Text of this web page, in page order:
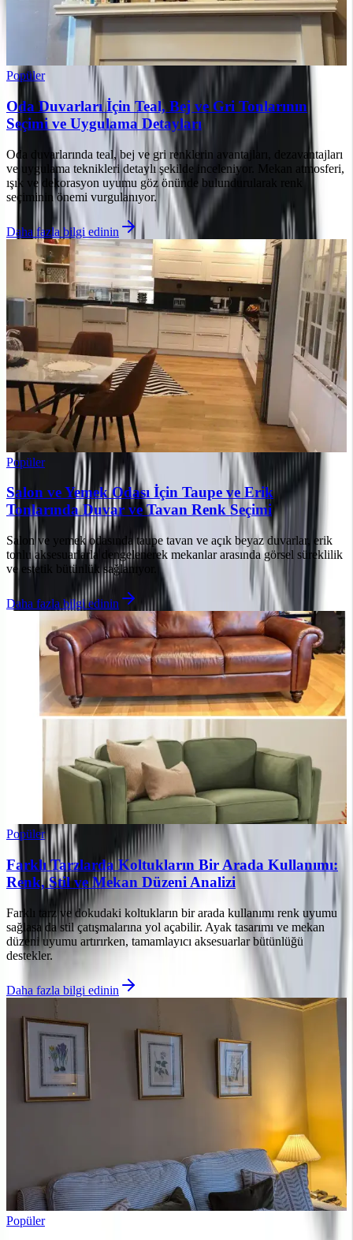
Popüler
Oda Duvarları İçin Teal, Bej ve Gri Tonlarının
Seçimi ve Uygulama Detayları
Oda duvarlarında teal, bej ve gri renklerin avantajları, dezavantajları
ve uygulama teknikleri detaylı şekilde inceleniyor. Mekan atmosferi,
ışık ve dekorasyon uyumu göz önünde bulundurularak renk
seçiminin önemi vurgulanıyor.
Daha fazla bilgi edinin
Popüler
Salon ve Yemek Odası İçin Taupe ve Erik
Tonlarında Duvar ve Tavan Renk Seçimi
Salon ve yemek odasında taupe tavan ve açık beyaz duvarlar, erik
tonlu aksesuarlarla dengelenerek mekanlar arasında görsel süreklilik
ve estetik bütünlük sağlanıyor.
Daha fazla bilgi edinin
Popüler
Farklı Tarzlarda Koltukların Bir Arada Kullanımı:
Renk, Stil ve Mekan Düzeni Analizi
Farklı tarz ve dokudaki koltukların bir arada kullanımı renk uyumu
sağlasa da stil çatışmalarına yol açabilir. Ayak tasarımı ve mekan
düzeni uyumu artırırken, tamamlayıcı aksesuarlar bütünlüğü
destekler.
Daha fazla bilgi edinin
Popüler